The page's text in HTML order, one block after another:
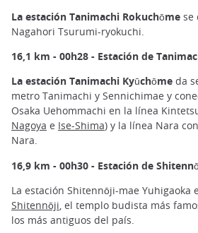
La estación Tanimachi Rokuchōme se
Nagahori Tsurumi-ryokuchi.
16,1 km - 00h28 - Estación de
La estación Tanimachi Kyūchōme da
metro Tanimachi y Sennichimae y
Osaka Uehommachi en la línea
Nagoya e Ise-Shima) y la línea Nara
Nara.
16,9 km - 00h30 - Estación de
La estación Shitennōji-mae Yuhigaoka
Shitennōji , el templo budista más
los más antiguos del país.